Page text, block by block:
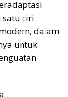
satu ciri
dalam
untuk